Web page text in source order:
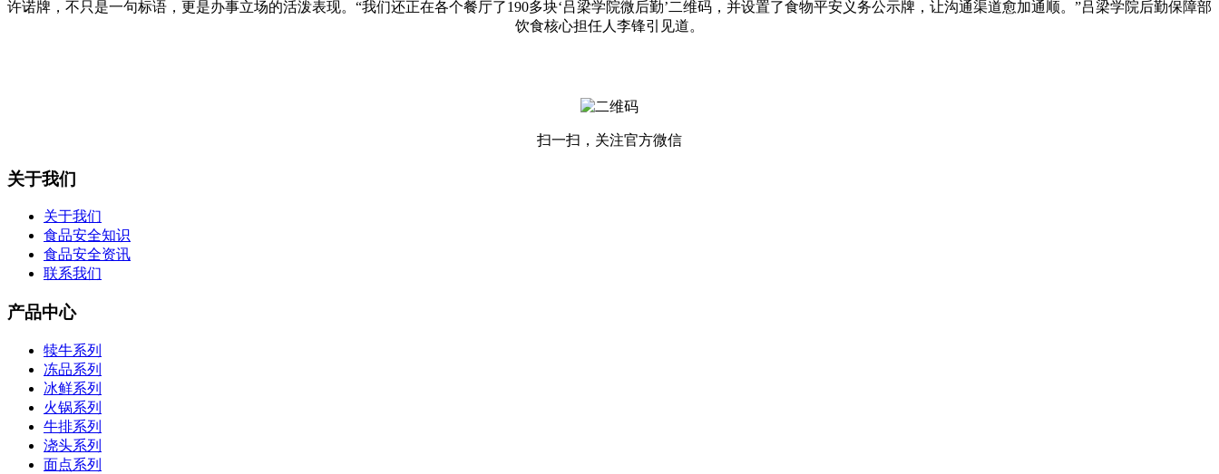
许诺牌，不只是一句标语，更是办事立场的活泼表现。“我们还正在各个餐厅了190多块‘吕梁学院微后勤’二维码，并设置了食物平安义务公示牌，让沟通渠道愈加通顺。”吕梁学院后勤保障部
饮食核心担任人李锋引见道。
扫一扫，关注官方微信
关于我们
关于我们
食品安全知识
食品安全资讯
联系我们
产品中心
犊牛系列
冻品系列
冰鲜系列
火锅系列
牛排系列
浇头系列
面点系列